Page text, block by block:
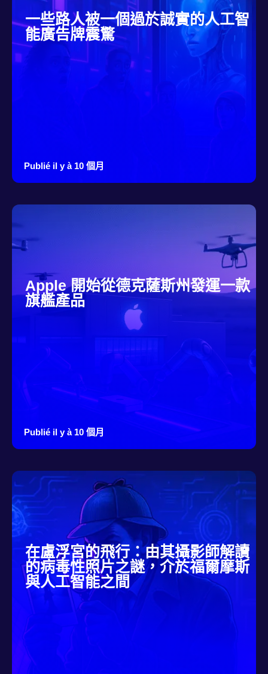
一些路人被一個過於誠實的人工智
能廣告牌震驚
Publié il y à 10 個月
Apple 開始從德克薩斯州發運一款
旗艦產品
Publié il y à 10 個月
在盧浮宮的飛行：由其攝影師解讀
的病毒性照片之謎，介於福爾摩斯
與人工智能之間